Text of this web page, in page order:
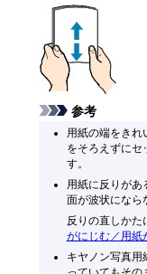
参考
用紙の端をきれ
をそろえずにセ
す。
用紙に反りがあ
面が波状になら
反りの直しかた
がにじむ／用紙
キヤノン写真用